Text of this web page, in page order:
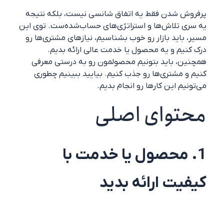
پرفروش شدن فقط یه اتفاق شانسی نیست، بلکه نتیجه
یه سری تلاش‌ها و استراتژی‌های حساب‌شده‌ست. توی این
مسیر، باید بازار رو خوب بشناسیم، نیازهای مشتری‌ها رو
درک کنیم و یه محصول یا خدمت عالی ارائه بدیم.
همچنین، باید بتونیم محصولمون رو به درستی معرفی
کنیم و مشتری‌ها رو جذب کنیم. بیایید ببینیم چطوری
می‌تونیم این کارها رو انجام بدیم.
محتوای اصلی
1. محصول یا خدمت با
کیفیت ارائه بدید